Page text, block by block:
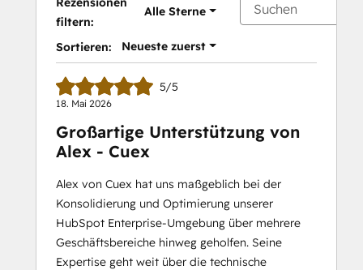
filtern:
Alle Sterne
Sortieren: Neueste zuerst
5/5
18. Mai 2026
Großartige Unterstützung von
Alex - Cuex
Alex von Cuex hat uns maßgeblich bei der
Konsolidierung und Optimierung unserer
HubSpot Enterprise-Umgebung über mehrere
Geschäftsbereiche hinweg geholfen. Seine
Expertise geht weit über die technische